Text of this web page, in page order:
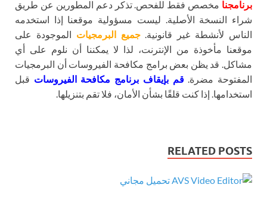
برنامجنا مخصص فقط للفحص. تذكر دعم المطورين عن طريق
شراء النسخة الأصلية. ليست مسؤولية موقعنا إذا استخدمه
الناس لأنشطة غير قانونية.جميع البرمجيات الموجودة على
موقعنا مأخوذة من الإنترنت، لذا لا يمكننا أن نلوم على أي
مشاكل. قد يظن بعض برامج مكافحة الفيروسات أن البرمجيات
المفتوحة مضرة.قم بإيقاف برنامج مكافحة الفيروسات قبل
استخدامها. إذا كنت قلقًا بشأن الأمان، فلا تقم بتنزيلها.
RELATED POSTS